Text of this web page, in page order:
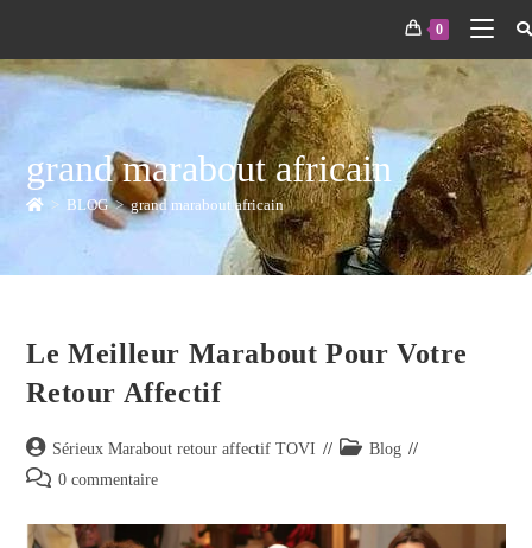
0
grand marabout africain
> BLOG > grand marabout africain
Le Meilleur Marabout Pour Votre
Retour Affectif
Sérieux Marabout retour affectif TOVI
Blog
0 commentaire